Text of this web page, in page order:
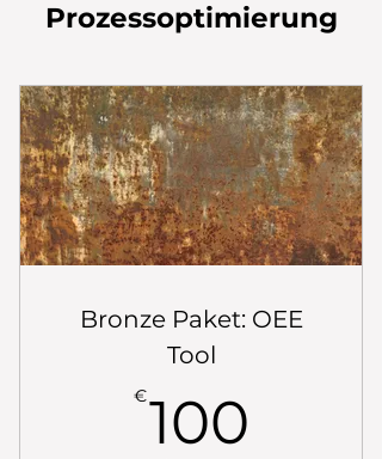
Prozessoptimierung
Bronze Paket: OEE
Tool
€100